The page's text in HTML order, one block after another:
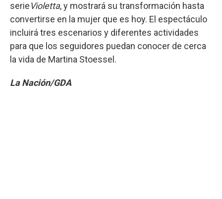
serieVioletta, y mostrará su transformación hasta
convertirse en la mujer que es hoy. El espectáculo
incluirá tres escenarios y diferentes actividades
para que los seguidores puedan conocer de cerca
la vida de Martina Stoessel.
La Nación/GDA